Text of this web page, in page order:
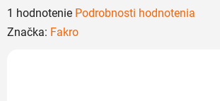
Priemerné
hodnotenie
1 hodnotenie Podrobnosti hodnotenia
Značka: Fakro